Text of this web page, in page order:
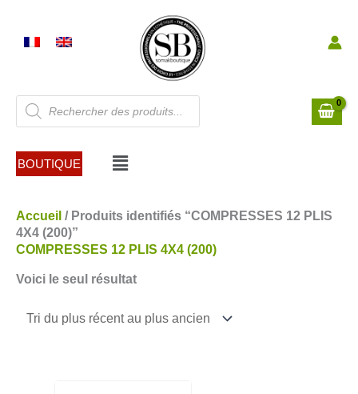
contenu
Recherche
de
produits
BOUTIQUE Menu
Accueil / Produits identifiés “COMPRESSES 12 PLIS
4X4 (200)”
COMPRESSES 12 PLIS 4X4 (200)
Voici le seul résultat